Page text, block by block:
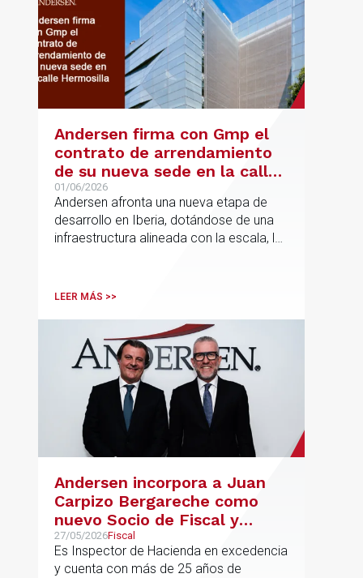
Andersen firma con Gmp el
contrato de arrendamiento
de su nueva sede en la calle
Hermosilla
01/06/2026
Andersen afronta una nueva etapa de
desarrollo en Iberia, dotándose de una
infraestructura alineada con la escala, la
LEER MÁS >>
Andersen incorpora a Juan
Carpizo Bergareche como
nuevo Socio de Fiscal y
responsable de la práctica
ibérica de Fiscalidad Local
27/05/2026Fiscal
Es Inspector de Hacienda en excedencia
y cuenta con más de 25 años de